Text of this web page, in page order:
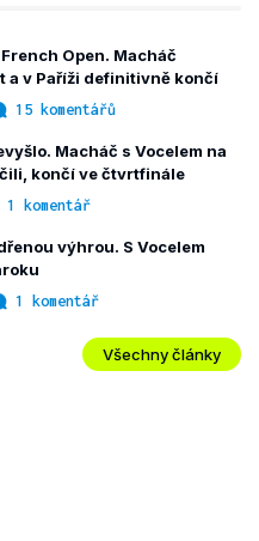
Open. Macháč
a v Paříži definitivně končí
15 komentářů
Macháč s Vocelem na
končí ve čtvrtfinále
1 komentář
výhrou. S Vocelem
1 komentář
Všechny články